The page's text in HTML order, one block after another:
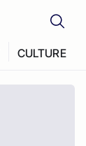
CULTURE